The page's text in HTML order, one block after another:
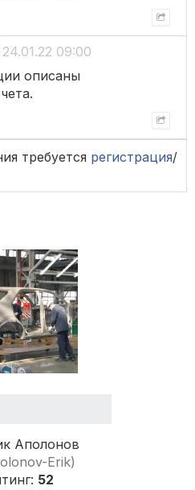
24.01.22 09:00
описаны
требуется регистрация/
Аполонов
Erik)
52